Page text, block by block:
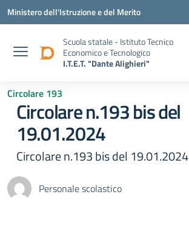
Vai ai contenuti
Vai al menu di navigazione
Vai al footer
Ministero dell'Istruzione e del Merito
Scuola statale - Istituto Tecnico
Economico e Tecnologico
I.T.E.T. "Dante Alighieri"
Circolare 193
Circolare n.193 bis del
19.01.2024
Circolare n.193 bis del 19.01.2024
Personale scolastico